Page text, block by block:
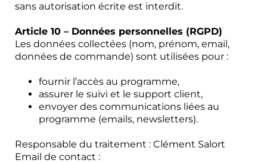
sans autorisation écrite est interdit.
Article 10 – Données personnelles (RGPD)
Les données collectées (nom, prénom, email,
données de commande) sont utilisées pour :
fournir l’accès au programme,
assurer le suivi et le support client,
envoyer des communications liées au
programme (emails, newsletters).
Responsable du traitement : Clément Salort
Email de contact :